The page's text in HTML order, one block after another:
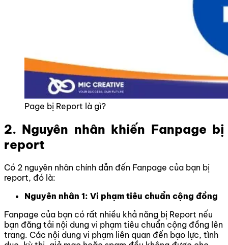
Page bị Report là gì?
2. Nguyên nhân khiến Fanpage bị
report
Có 2 nguyên nhân chính dẫn đến Fanpage của bạn bị
report, đó là:
Nguyên nhân 1: Vi phạm tiêu chuẩn cộng đồng
Fanpage của bạn có rất nhiều khả năng bị Report nếu
bạn đăng tải nội dung vi phạm tiêu chuẩn cộng đồng lên
trang. Các nội dung vi phạm liên quan đến bạo lực, tình